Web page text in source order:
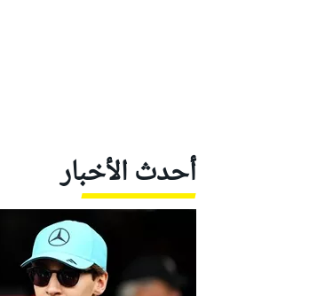
أحدث الأخبار